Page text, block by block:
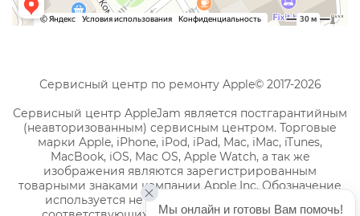
Сервисный центр по ремонту Apple© 2017-2026
Сервисный центр AppleJam является постгарантийным
(неавторизованным) сервисным центром. Торговые
марки Apple, iPhone, iPod, iPad, Mac, iMac, iTunes,
MacBook, iOS, Mac OS, Apple Watch, а так же
изображения являются зарегистрированным
товарными знаками компании Apple Inc. Обозначение
используется не с целью индивидуализации
Мы онлайн и готовы Вам помочь!